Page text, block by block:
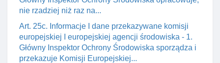
nie rzadziej niż raz na...
Art. 25c. Informacje I dane przekazywane komisji
europejskiej I europejskiej agencji środowiska - 1.
Główny Inspektor Ochrony Środowiska sporządza i
przekazuje Komisji Europejskiej...